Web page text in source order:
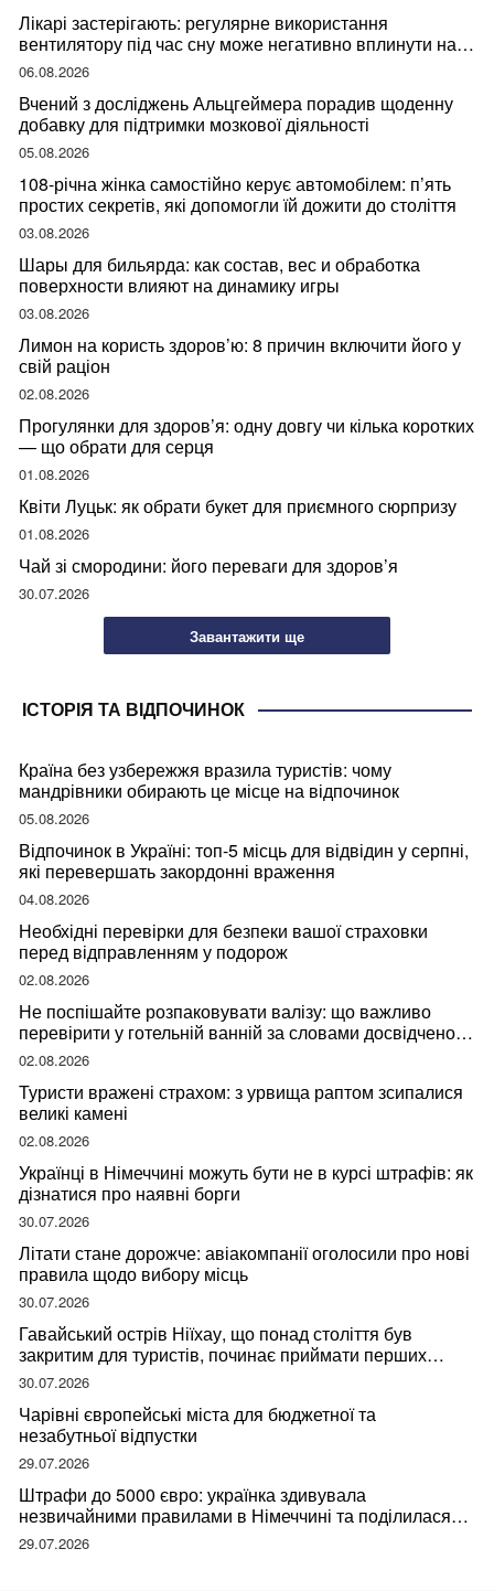
Лікарі застерігають: регулярне використання
вентилятору під час сну може негативно вплинути на
ваше здоров’я
06.08.2026
Вчений з досліджень Альцгеймера порадив щоденну
добавку для підтримки мозкової діяльності
05.08.2026
108-річна жінка самостійно керує автомобілем: п’ять
простих секретів, які допомогли їй дожити до століття
03.08.2026
Шары для бильярда: как состав, вес и обработка
поверхности влияют на динамику игры
03.08.2026
Лимон на користь здоров’ю: 8 причин включити його у
свій раціон
02.08.2026
Прогулянки для здоров’я: одну довгу чи кілька коротких
— що обрати для серця
01.08.2026
Квіти Луцьк: як обрати букет для приємного сюрпризу
01.08.2026
Чай зі смородини: його переваги для здоров’я
30.07.2026
Завантажити ще
ІСТОРІЯ ТА ВІДПОЧИНОК
Країна без узбережжя вразила туристів: чому
мандрівники обирають це місце на відпочинок
05.08.2026
Відпочинок в Україні: топ-5 місць для відвідин у серпні,
які перевершать закордонні враження
04.08.2026
Необхідні перевірки для безпеки вашої страховки
перед відправленням у подорож
02.08.2026
Не поспішайте розпаковувати валізу: що важливо
перевірити у готельній ванній за словами досвідченої
мандрівниці
02.08.2026
Туристи вражені страхом: з урвища раптом зсипалися
великі камені
02.08.2026
Українці в Німеччині можуть бути не в курсі штрафів: як
дізнатися про наявні борги
30.07.2026
Літати стане дорожче: авіакомпанії оголосили про нові
правила щодо вибору місць
30.07.2026
Гавайський острів Ніїхау, що понад століття був
закритим для туристів, починає приймати перших
відвідувачів
30.07.2026
Чарівні європейські міста для бюджетної та
незабутньої відпустки
29.07.2026
Штрафи до 5000 євро: українка здивувала
незвичайними правилами в Німеччині та поділилася
правдою
29.07.2026